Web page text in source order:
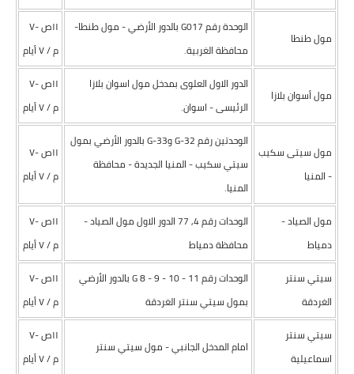
مول طنطا
الوحدة رقم G017 بالدور الأرضي - مول طنطا-
محافظة الغربية.
١١ص -۷
م / ۷ أيام
مول أسوان بلازا
الدور الاول العلوى بمدخل مول اسوان بلازا
الرئيسى - اسوان.
١١ص -۷
م / ۷ أيام
مول سيتى سكيب
- المنيا
الوحدتين رقم G-32 وG-33 بالدور الأرضي بمول
سيتي سكيب - المنيا الجديدة - محافظة
المنيا.
١١ص -۷
م / ۷ أيام
مول الصياد -
دمياط
الوحدات رقم 4, 77 الدور الاول مول الصياد -
محافظة دمياط
١١ص -۷
م / ۷ أيام
سيتي سنتر
الغردقة
الوحدات رقم G 8 - 9 - 10 - 11 بالدور الأرضي
بمول سيتي سنتر الغردقة
١١ص -۷
م / ۷ أيام
سيتي سنتر
اسماعيلية
امام المدخل الجانبي - مول سيتي سنتر
١١ص -۷
م / ۷ أيام